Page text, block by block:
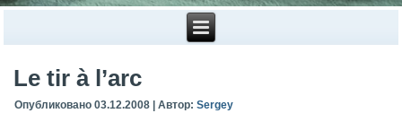
Le tir à l’arc
Опубликовано 03.12.2008 |Автор: Sergey